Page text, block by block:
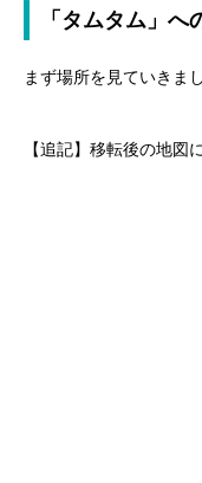
「タムタム」へ
まず場所を見ていきま
【追記】移転後の地図